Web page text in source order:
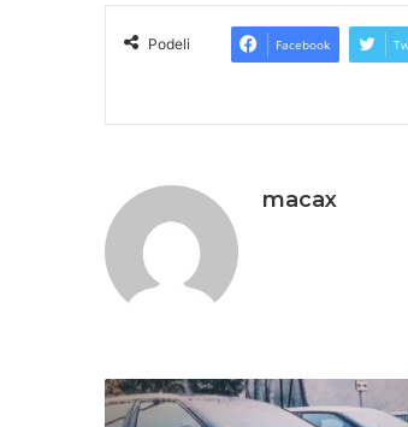
Podeli Facebook
macax